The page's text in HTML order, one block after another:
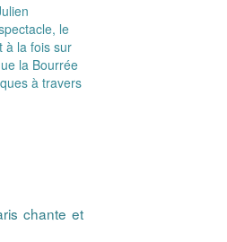
le
à la fois sur
la Bourrée
à travers
chante et